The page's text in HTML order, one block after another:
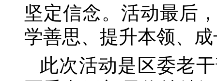
坚定信念。活动最后
学善思、提升本领、
此次活动是区委老